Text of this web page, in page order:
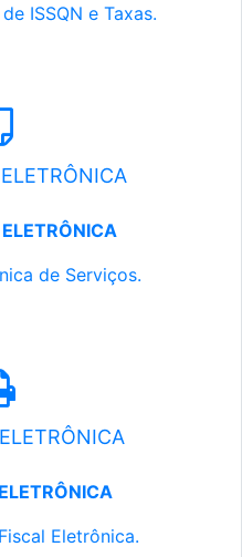
ISSQN e Taxas.
de Serviços.
Eletrônica.